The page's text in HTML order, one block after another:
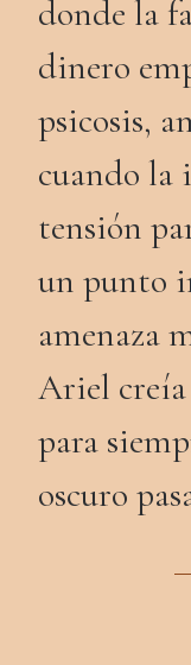
donde la
dinero
psicosis,
cuando la
tensión
un punto
amenaza
Ariel
para
oscuro